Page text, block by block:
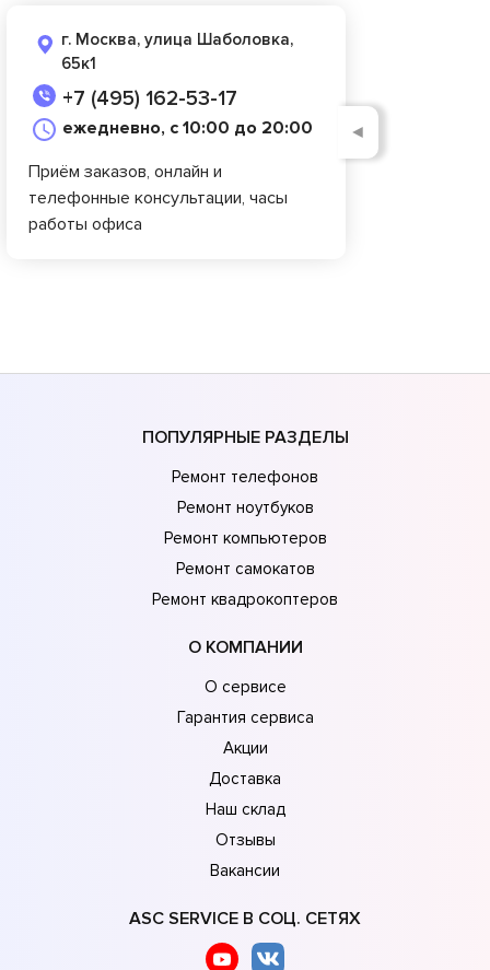
г. Москва, улица Шаболовка,
65к1
+7 (495) 162-53-17
ежедневно, с 10:00 до 20:00
Приём заказов, онлайн и
телефонные консультации, часы
работы офиса
◄
ПОПУЛЯРНЫЕ РАЗДЕЛЫ
Ремонт телефонов
Ремонт ноутбуков
Ремонт компьютеров
Ремонт самокатов
Ремонт квадрокоптеров
О КОМПАНИИ
О сервисе
Гарантия сервиса
Акции
Доставка
Наш склад
Отзывы
Вакансии
ASC SERVICE В СОЦ. СЕТЯХ